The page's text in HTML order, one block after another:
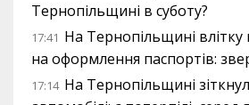
Тернопільщині в суботу?
17:41 На Тернопільщині
на оформлення паспортів:
17:14 На Тернопільщині